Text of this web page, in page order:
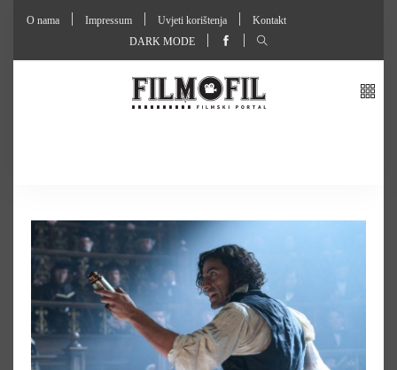
O nama Impressum Uvjeti korištenja
Kontakt
DARK MODE